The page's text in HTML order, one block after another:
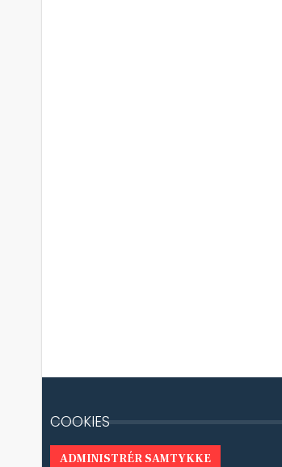
COOKIES
ADMINISTRÉR SAMTYKKE